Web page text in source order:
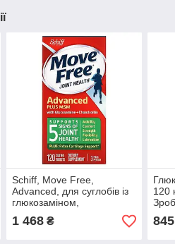
Schiff, Move Free,
Advanced, для суглобів із
глюкозаміном,
хондроїтином і МСМ, 120
таблеток
1 468₴
120
845